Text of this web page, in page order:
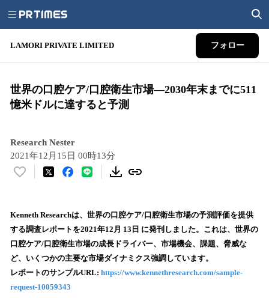
LAMORI PRIVATE LIMITED フォロー
世界の口腔ケア/口腔衛生市場―2030年末までに511
憶米ドルに達すると予測
Research Nester
2021年12月15日 00時13分
い
！
数
を
読
込
み
Kenneth Researchは、世界の口腔ケア/口腔衛生市場の予測評価を提供
する調査レポートを2021年12月 13日 に発刊しました。これは、世界の
口腔ケア/口腔衛生市場の成長ドライバー、市場機会、課題、脅威な
ど、いくつかの主要な市場ダイナミクス強調しています。
レポートのサンプルURL: https://www.kennethresearch.com/sample-
request-10059343